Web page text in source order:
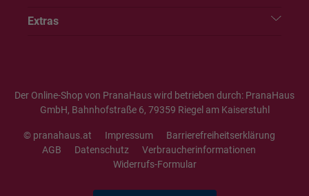
Extras
Der Online-Shop von PranaHaus wird betrieben durch: PranaHaus
GmbH, Bahnhofstraße 6, 79359 Riegel am Kaiserstuhl
© pranahaus.at Impressum
Barrierefreiheitserklärung
AGB
Datenschutz
Verbraucherinformationen
Widerrufs-Formular